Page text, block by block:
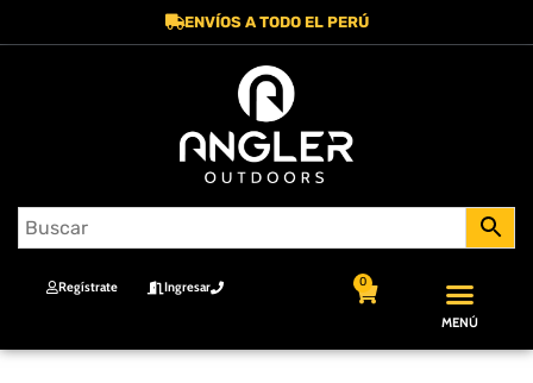
ENVÍOS A TODO EL PERÚ
Regístrate Ingresar 0
MENÚ